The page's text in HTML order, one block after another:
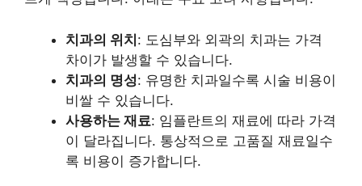
치과의 위치: 도심부와 외곽의 치과는 가격
차이가 발생할 수 있습니다.
치과의 명성: 유명한 치과일수록 시술 비용이
비쌀 수 있습니다.
사용하는 재료: 임플란트의 재료에 따라 가격
이 달라집니다. 통상적으로 고품질 재료일수
록 비용이 증가합니다.